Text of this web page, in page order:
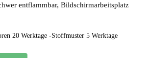
entflammbar, Bildschirmarbeitsplatz
20 Werktage -Stoffmuster 5 Werktage